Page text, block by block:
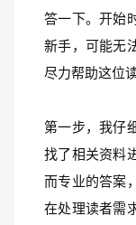
答一下。开始
新手，可能无
尽力帮助这位读
第一步，我仔
找了相关资料
而专业的答案
在处理读者需